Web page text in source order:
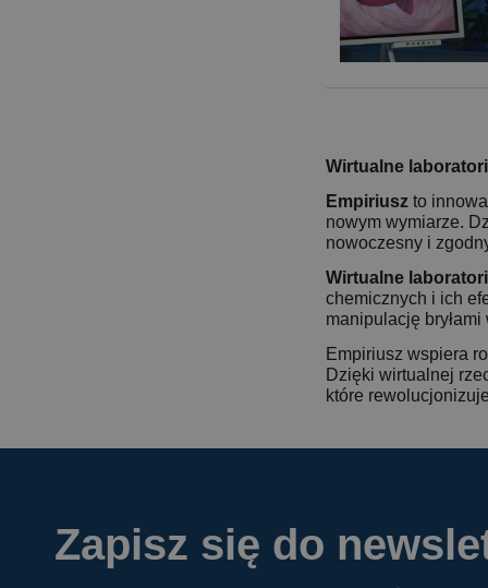
Wirtualne
Empiriusz to
nowym wymiarze.
nowoczesny i
Wirtualne
chemicznych i ich
manipulację
Empiriusz wspiera
Dzięki wirtualnej
które
Zapisz się do